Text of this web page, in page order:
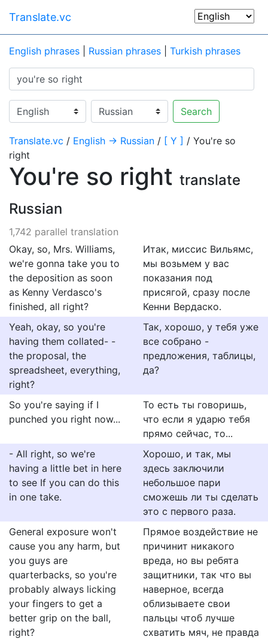
Translate.vc
English phrases Russian phrases Turkish phrases
Search
Translate.vc / English → Russian / [ Y ] / You're so
right
You're so right translate
Russian
1,742 parallel translation
Okay, so, Mrs. Williams,
we're gonna take you to
the deposition as soon
as Kenny Verdasco's
finished, all right?
Итак, миссис Вильямс,
мы возьмем у вас
показания под
присягой, сразу после
Кенни Вердаско.
Yeah, okay, so you're
having them collated- -
the proposal, the
spreadsheet, everything,
right?
Так, хорошо, у тебя уже
все собрано -
предложения, таблицы,
да?
So you're saying if I
punched you right now...
То есть ты говоришь,
что если я ударю тебя
прямо сейчас, то...
- All right, so we're
having a little bet in here
to see If you can do this
in one take.
Хорошо, и так, мы
здесь заключили
небольшое пари
сможешь ли ты сделать
это с первого раза.
General exposure won't
cause you any harm, but
you guys are
quarterbacks, so you're
probably always licking
your fingers to get a
better grip on the ball,
right?
Прямое воздействие не
причинит никакого
вреда, но вы ребята
защитники, так что вы
наверное, всегда
облизываете свои
пальцы чтоб лучше
схватить мяч, не правда